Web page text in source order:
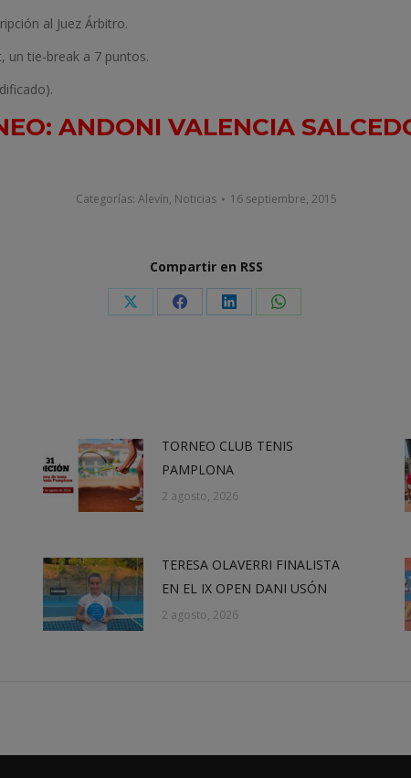
al Juez Árbitro.
un tie-break a 7 puntos.
ANDONI VALENCIA
Categorías: Alevín, Noticias 16 septiembre, 2015
Compartir en RSS
Share Share Share Share
TORNEO CLUB TENIS
PAMPLONA
2 agosto, 2026
TERESA OLAVERRI FINALISTA
EN EL IX OPEN DANI USÓN
2 agosto, 2026